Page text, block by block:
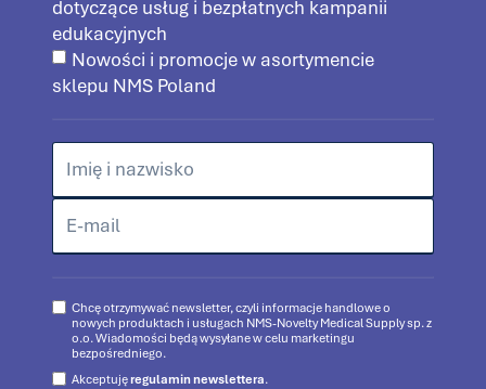
dotyczące usług i bezpłatnych kampanii
edukacyjnych
Nowości i promocje w asortymencie
sklepu NMS Poland
Chcę otrzymywać newsletter, czyli informacje handlowe o
nowych produktach i usługach NMS-Novelty Medical Supply sp. z
o.o. Wiadomości będą wysyłane w celu marketingu
bezpośredniego.
Akceptujęregulamin newslettera.